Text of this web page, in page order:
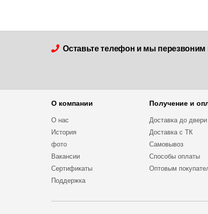
Оставьте телефон и мы перезвоним
О компании
О нас
История
фото
Вакансии
Сертификаты
Поддержка
Получение и
Доставка до двери
Доставка с ТК
Самовывоз
Способы оплаты
Оптовым